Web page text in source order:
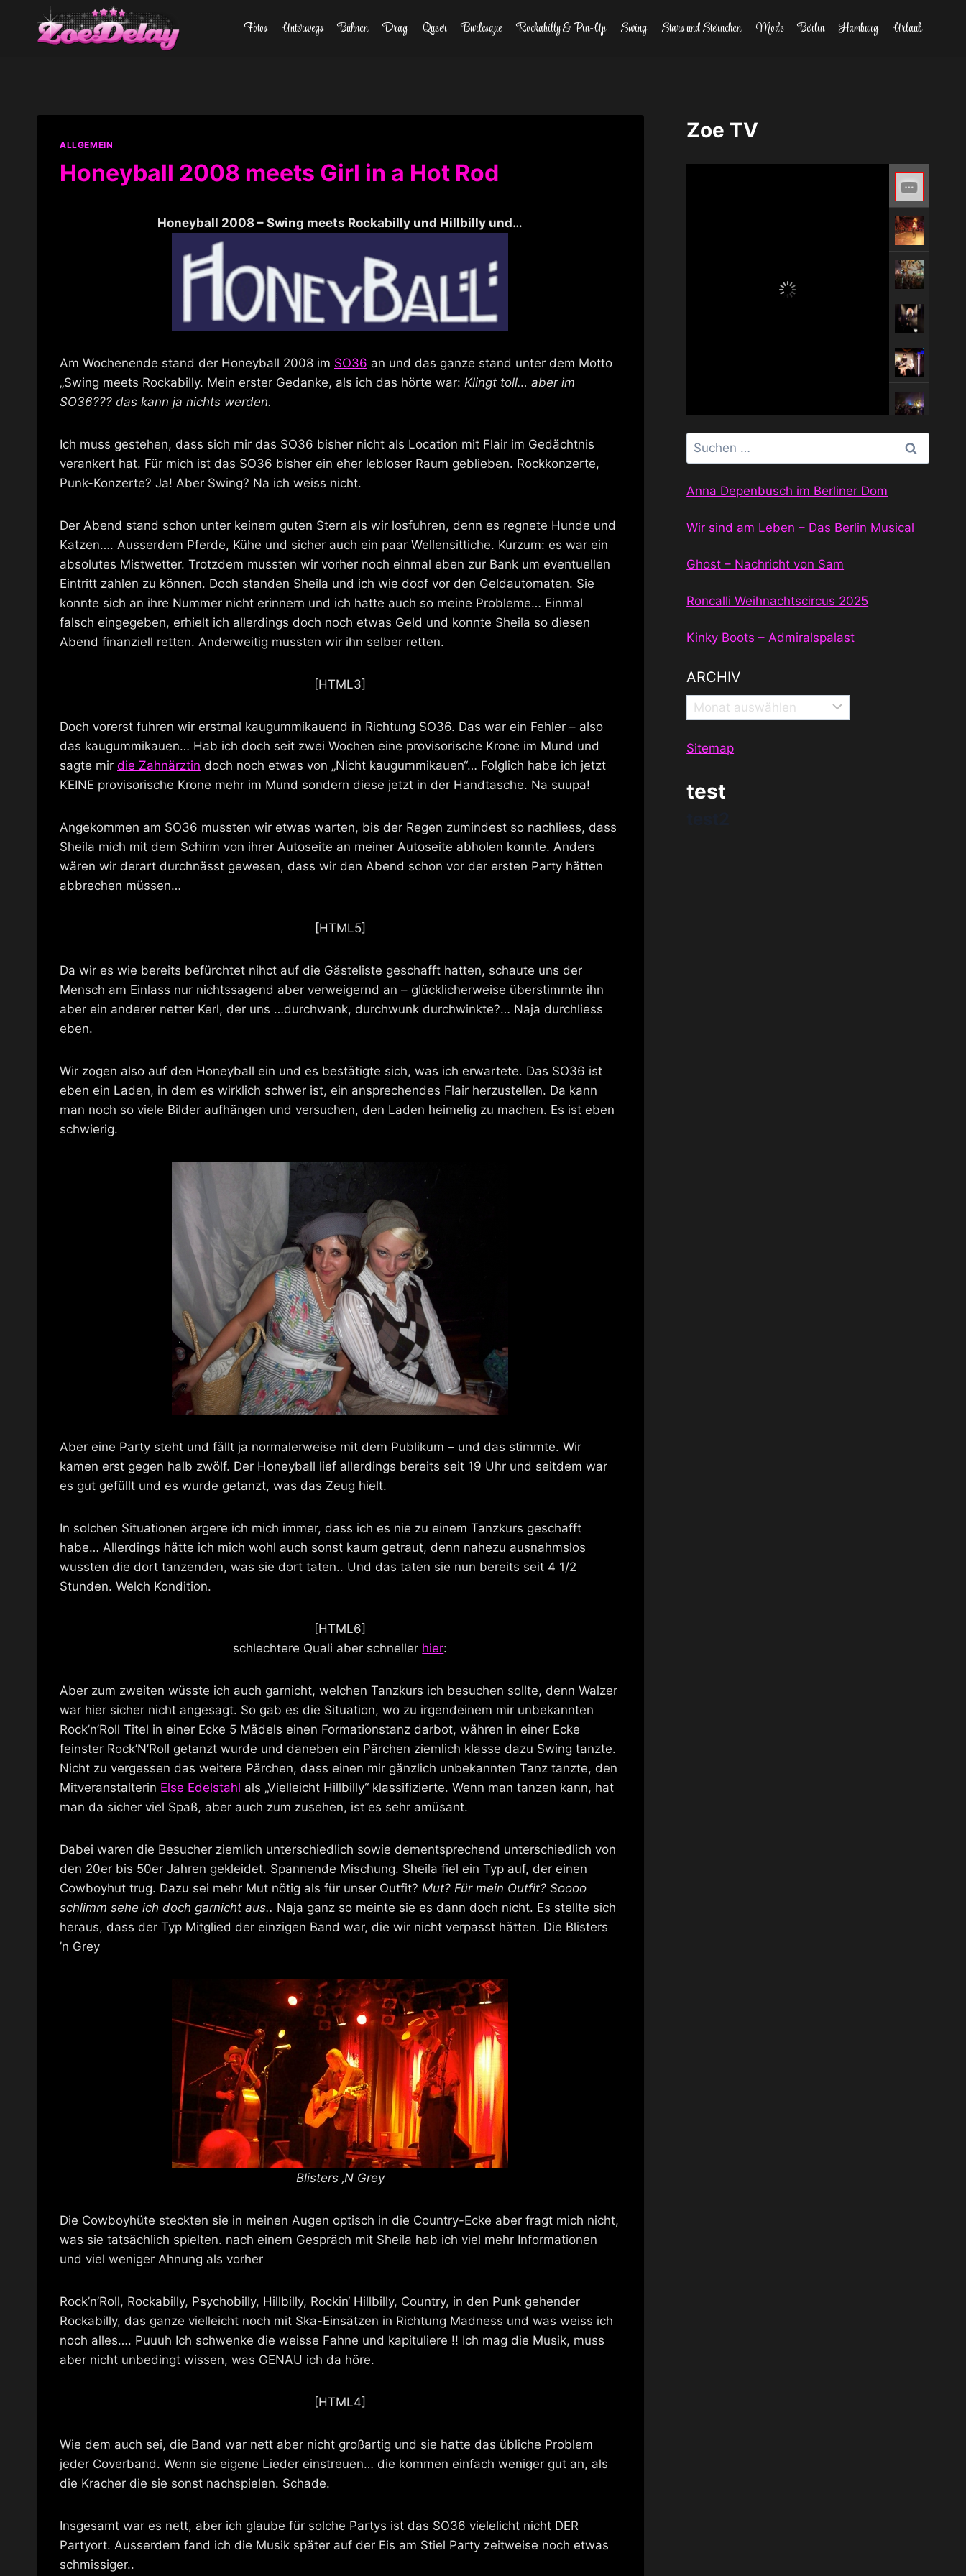
springen
Fotos Unterwegs Bühnen Drag Queer Burlesque Rockabilly & Pin-Up Swing Stars und Sternchen Mode Berlin Hamburg Urlaub
ALLGEMEIN
Honeyball 2008 meets Girl in a Hot Rod
Honeyball 2008 – Swing meets Rockabilly und Hillbilly und…
Am Wochenende stand der Honeyball 2008 im SO36 an und das ganze stand unter dem Motto
„Swing meets Rockabilly. Mein erster Gedanke, als ich das hörte war: Klingt toll… aber im
SO36??? das kann ja nichts werden.
Ich muss gestehen, dass sich mir das SO36 bisher nicht als Location mit Flair im Gedächtnis
verankert hat. Für mich ist das SO36 bisher ein eher lebloser Raum geblieben. Rockkonzerte,
Punk-Konzerte? Ja! Aber Swing? Na ich weiss nicht.
Der Abend stand schon unter keinem guten Stern als wir losfuhren, denn es regnete Hunde und
Katzen…. Ausserdem Pferde, Kühe und sicher auch ein paar Wellensittiche. Kurzum: es war ein
absolutes Mistwetter. Trotzdem mussten wir vorher noch einmal eben zur Bank um eventuellen
Eintritt zahlen zu können. Doch standen Sheila und ich wie doof vor den Geldautomaten. Sie
konnte sich an ihre Nummer nicht erinnern und ich hatte auch so meine Probleme… Einmal
falsch eingegeben, erhielt ich allerdings doch noch etwas Geld und konnte Sheila so diesen
Abend finanziell retten. Anderweitig mussten wir ihn selber retten.
[HTML3]
Doch vorerst fuhren wir erstmal kaugummikauend in Richtung SO36. Das war ein Fehler – also
das kaugummikauen… Hab ich doch seit zwei Wochen eine provisorische Krone im Mund und
sagte mir die Zahnärztin doch noch etwas von „Nicht kaugummikauen“… Folglich habe ich jetzt
KEINE provisorische Krone mehr im Mund sondern diese jetzt in der Handtasche. Na suupa!
Angekommen am SO36 mussten wir etwas warten, bis der Regen zumindest so nachliess, dass
Sheila mich mit dem Schirm von ihrer Autoseite an meiner Autoseite abholen konnte. Anders
wären wir derart durchnässt gewesen, dass wir den Abend schon vor der ersten Party hätten
abbrechen müssen…
[HTML5]
Da wir es wie bereits befürchtet nihct auf die Gästeliste geschafft hatten, schaute uns der
Mensch am Einlass nur nichtssagend aber verweigernd an – glücklicherweise überstimmte ihn
aber ein anderer netter Kerl, der uns …durchwank, durchwunk durchwinkte?… Naja durchliess
eben.
Wir zogen also auf den Honeyball ein und es bestätigte sich, was ich erwartete. Das SO36 ist
eben ein Laden, in dem es wirklich schwer ist, ein ansprechendes Flair herzustellen. Da kann
man noch so viele Bilder aufhängen und versuchen, den Laden heimelig zu machen. Es ist eben
schwierig.
Aber eine Party steht und fällt ja normalerweise mit dem Publikum – und das stimmte. Wir
kamen erst gegen halb zwölf. Der Honeyball lief allerdings bereits seit 19 Uhr und seitdem war
es gut gefüllt und es wurde getanzt, was das Zeug hielt.
In solchen Situationen ärgere ich mich immer, dass ich es nie zu einem Tanzkurs geschafft
habe… Allerdings hätte ich mich wohl auch sonst kaum getraut, denn nahezu ausnahmslos
wussten die dort tanzenden, was sie dort taten.. Und das taten sie nun bereits seit 4 1/2
Stunden. Welch Kondition.
[HTML6]
schlechtere Quali aber schneller hier:
Aber zum zweiten wüsste ich auch garnicht, welchen Tanzkurs ich besuchen sollte, denn Walzer
war hier sicher nicht angesagt. So gab es die Situation, wo zu irgendeinem mir unbekannten
Rock’n’Roll Titel in einer Ecke 5 Mädels einen Formationstanz darbot, währen in einer Ecke
feinster Rock’N’Roll getanzt wurde und daneben ein Pärchen ziemlich klasse dazu Swing tanzte.
Nicht zu vergessen das weitere Pärchen, dass einen mir gänzlich unbekannten Tanz tanzte, den
Mitveranstalterin Else Edelstahl als „Vielleicht Hillbilly“ klassifizierte. Wenn man tanzen kann, hat
man da sicher viel Spaß, aber auch zum zusehen, ist es sehr amüsant.
Dabei waren die Besucher ziemlich unterschiedlich sowie dementsprechend unterschiedlich von
den 20er bis 50er Jahren gekleidet. Spannende Mischung. Sheila fiel ein Typ auf, der einen
Cowboyhut trug. Dazu sei mehr Mut nötig als für unser Outfit? Mut? Für mein Outfit? Soooo
schlimm sehe ich doch garnicht aus.. Naja ganz so meinte sie es dann doch nicht. Es stellte sich
heraus, dass der Typ Mitglied der einzigen Band war, die wir nicht verpasst hätten. Die Blisters
’n Grey
Blisters ‚N Grey
Die Cowboyhüte steckten sie in meinen Augen optisch in die Country-Ecke aber fragt mich nicht,
was sie tatsächlich spielten. nach einem Gespräch mit Sheila hab ich viel mehr Informationen
und viel weniger Ahnung als vorher
Rock’n’Roll, Rockabilly, Psychobilly, Hillbilly, Rockin‘ Hillbilly, Country, in den Punk gehender
Rockabilly, das ganze vielleicht noch mit Ska-Einsätzen in Richtung Madness und was weiss ich
noch alles…. Puuuh Ich schwenke die weisse Fahne und kapituliere !! Ich mag die Musik, muss
aber nicht unbedingt wissen, was GENAU ich da höre.
[HTML4]
Wie dem auch sei, die Band war nett aber nicht großartig und sie hatte das übliche Problem
jeder Coverband. Wenn sie eigene Lieder einstreuen… die kommen einfach weniger gut an, als
die Kracher die sie sonst nachspielen. Schade.
Insgesamt war es nett, aber ich glaube für solche Partys ist das SO36 vielelicht nicht DER
Partyort. Ausserdem fand ich die Musik später auf der Eis am Stiel Party zeitweise noch etwas
schmissiger..
Zoe TV
Suchen
nach:
Anna Depenbusch im Berliner Dom
Wir sind am Leben – Das Berlin Musical
Ghost – Nachricht von Sam
Roncalli Weihnachtscircus 2025
Kinky Boots – Admiralspalast
ARCHIV
Archiv
Sitemap
test